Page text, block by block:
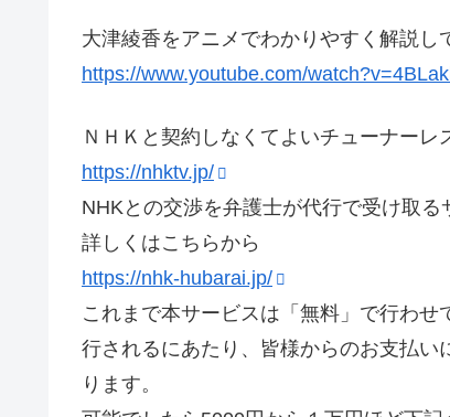
大津綾香をアニメでわかりやすく解説し
https://www.youtube.com/
ＮＨＫと契約しなくてよいチューナーレ
https://nhktv.jp/
NHKとの交渉を弁護士が代行で受け取る
詳しくはこちらから
https://nhk-hubarai.jp/
これまで本サービスは「無料」で行わ
行されるにあたり、皆様からのお支払
ります。